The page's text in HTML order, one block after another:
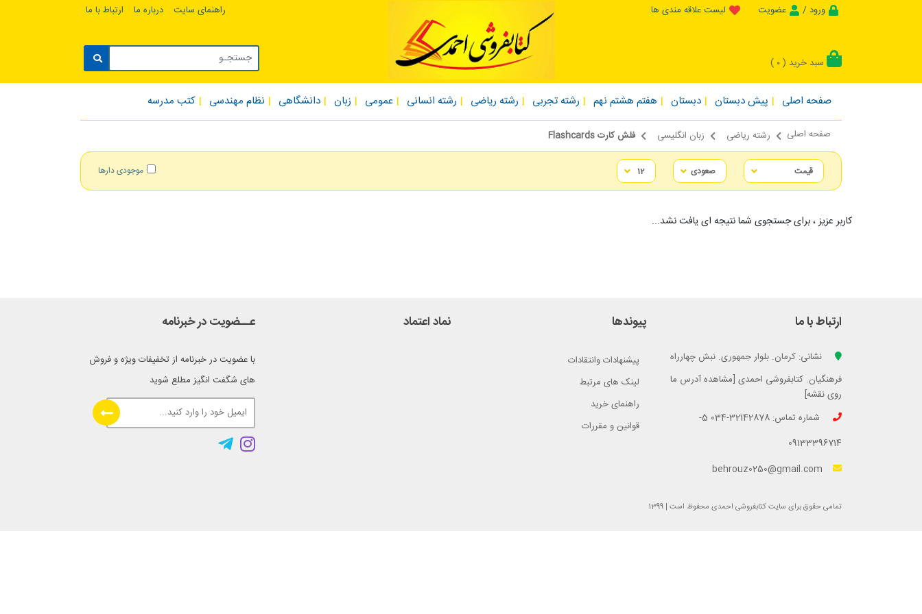
ورود / عضویت لیست علاقه مندی ها راهنمای سایت درباره ما ارتباط با ما
سبد خرید ( 0
)
صفحه اصلی پیش دبستان دبستان هفتم هشتم نهم رشته تجربی رشته ریاضی رشته انسانی عمومی زبان دانشگاهی نظام مهندسی کتب مدرسه
صفحه اصلی رشته ریاضی زبان انگلیسی فلش کارت Flashcards
موجودی دارها
کاربر عزیز ، برای جستجوی شما نتیجه ای یافت نشد...
ارتباط با ما
نشانی: کرمان. بلوار جمهوری. نبش چهارراه
فرهنگیان. کتابفروشی احمدی [مشاهده آدرس ما
روی نقشه]
شماره تماس: 32142878-034 5-
09133396714
behrouz0250@gmail.com
پیوندها
پیشنهادات وانتقادات
لینک های مرتبط
راهنمای خرید
قوانین و مقررات
نماد اعتماد عــضویت در خبرنامه
با عضویت در خبرنامه از تخفیفات ویژه و فروش
های شگفت انگیز مطلع شوید
تمامی حقوق برای سایت کتابفروشی احمدی محفوظ است | 1399